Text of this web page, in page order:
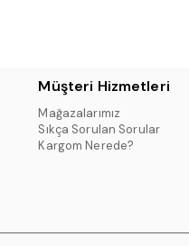
Müşteri Hizmetleri
Mağazalarımız
Sıkça Sorulan Sorular
Kargom Nerede?